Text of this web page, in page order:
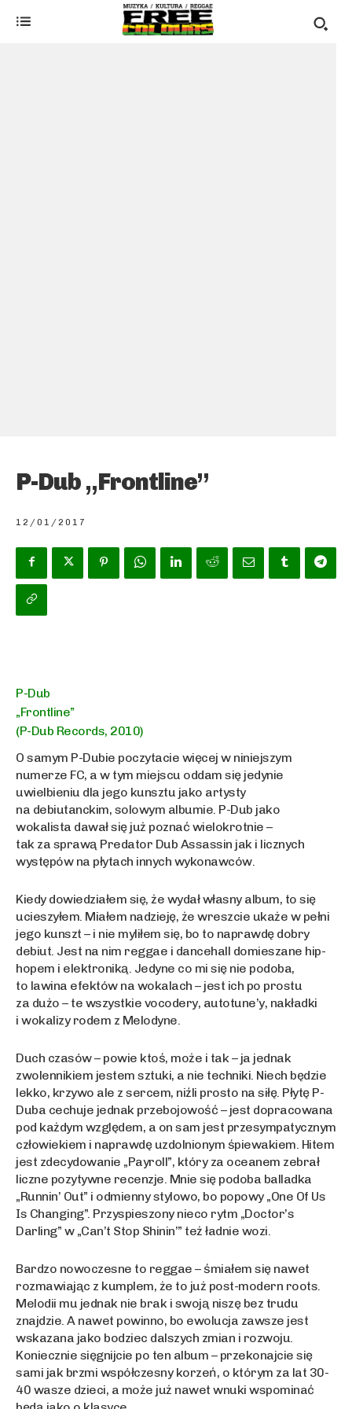
P-Dub „Frontline”
12/01/2017
P-Dub
„Frontline”
(P-Dub Records, 2010)
O samym P-Dubie poczytacie więcej w niniejszym
numerze FC, a w tym miejscu oddam się jedynie
uwielbieniu dla jego kunsztu jako artysty
na debiutanckim, solowym albumie. P-Dub jako
wokalista dawał się już poznać wielokrotnie –
tak za sprawą Predator Dub Assassin jak i licznych
występów na płytach innych wykonawców.
Kiedy dowiedziałem się, że wydał własny album, to się
ucieszyłem. Miałem nadzieję, że wreszcie ukaże w pełni
jego kunszt – i nie myliłem się, bo to naprawdę dobry
debiut. Jest na nim reggae i dancehall domieszane hip-
hopem i elektroniką. Jedyne co mi się nie podoba,
to lawina efektów na wokalach – jest ich po prostu
za dużo – te wszystkie vocodery, autotune’y, nakładki
i wokalizy rodem z Melodyne.
Duch czasów – powie ktoś, może i tak – ja jednak
zwolennikiem jestem sztuki, a nie techniki. Niech będzie
lekko, krzywo ale z sercem, niźli prosto na siłę. Płytę P-
Duba cechuje jednak przebojowość – jest dopracowana
pod każdym względem, a on sam jest przesympatycznym
człowiekiem i naprawdę uzdolnionym śpiewakiem. Hitem
jest zdecydowanie „Payroll”, który za oceanem zebrał
liczne pozytywne recenzje. Mnie się podoba balladka
„Runnin’ Out” i odmienny stylowo, bo popowy „One Of Us
Is Changing”. Przyspieszony nieco rytm „Doctor’s
Darling” w „Can’t Stop Shinin’” też ładnie wozi.
Bardzo nowoczesne to reggae – śmiałem się nawet
rozmawiając z kumplem, że to już post-modern roots.
Melodii mu jednak nie brak i swoją niszę bez trudu
znajdzie. A nawet powinno, bo ewolucja zawsze jest
wskazana jako bodziec dalszych zmian i rozwoju.
Koniecznie sięgnijcie po ten album – przekonajcie się
sami jak brzmi współczesny korzeń, o którym za lat 30-
40 wasze dzieci, a może już nawet wnuki wspominać